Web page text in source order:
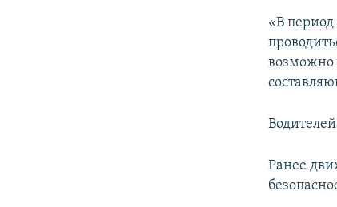
«В период
возможно
Ранее